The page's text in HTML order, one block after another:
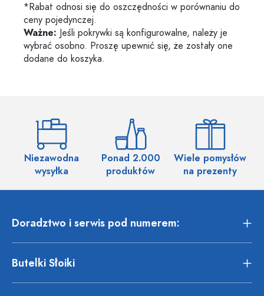
*Rabat odnosi się do oszczędności w porównaniu do
ceny pojedynczej.
Ważne: Jeśli pokrywki są konfigurowalne, należy je
wybrać osobno. Proszę upewnić się, że zostały one
dodane do koszyka.
Niezawodna
wysyłka
Ponad 2.000
produktów
Wiele pomysłów
na prezenty
Doradztwo i serwis pod numerem:
Butelki Słoiki